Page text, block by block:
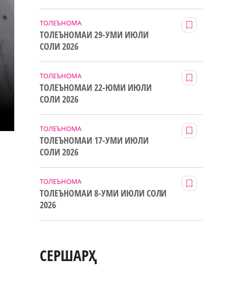
ТОЛЕЪНОМА
ТОЛЕЪНОМАИ 29-УМИ ИЮЛИ
СОЛИ 2026
ТОЛЕЪНОМА
ТОЛЕЪНОМАИ 22-ЮМИ ИЮЛИ
СОЛИ 2026
ТОЛЕЪНОМА
ТОЛЕЪНОМАИ 17-УМИ ИЮЛИ
СОЛИ 2026
ТОЛЕЪНОМА
ТОЛЕЪНОМАИ 8-УМИ ИЮЛИ СОЛИ
2026
СЕРШАРҲ